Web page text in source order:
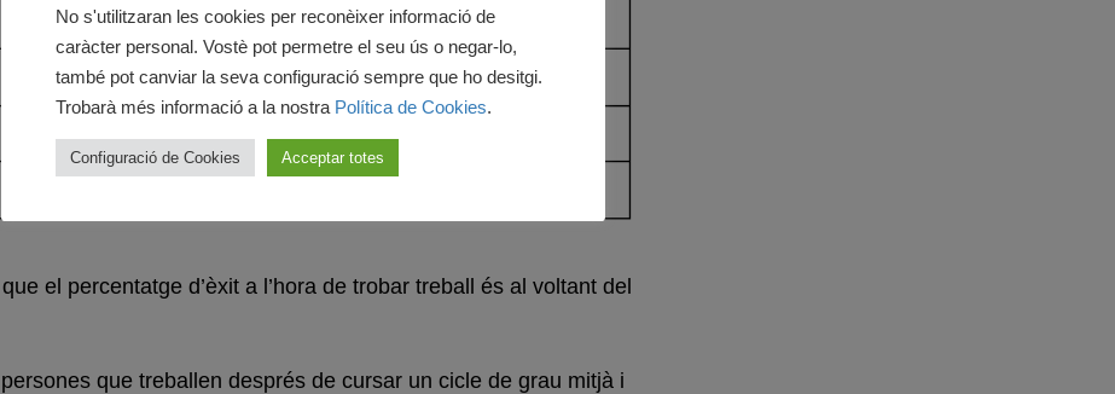
el percentatge d’èxit a l’hora de trobar treball és al voltant del
que treballen després de cursar un cicle de grau mitjà i
No s'utilitzaran les cookies per reconèixer informació de
caràcter personal. Vostè pot permetre el seu ús o negar-lo,
també pot canviar la seva configuració sempre que ho desitgi.
Trobarà més informació a la nostra Política de Cookies.
Configuració de Cookies Acceptar totes